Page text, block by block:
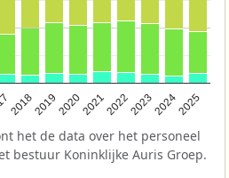
20182019202020212022202320242025
het de data over het personeel
bestuur Koninklijke Auris Groep.